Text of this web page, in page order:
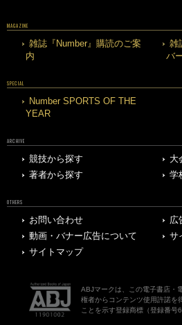
MAGAZINE
雑誌『Number』購読のご案
内
雑
バ
SPECIAL
Number SPORTS OF THE
YEAR
ARCHIVE
競技から探す
大
著者から探す
学
OTHERS
お問い合わせ
広
動画・バナー広告について
サ
サイトマップ
ABJマークは、この電子書店・
権者からコンテンツ使用許諾を
ことを示す登録商標（登録番号